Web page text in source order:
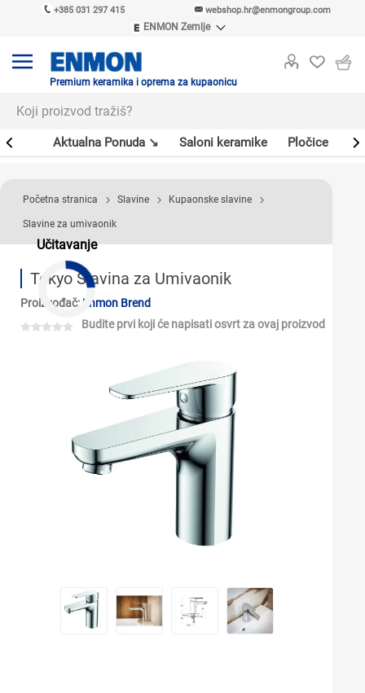
+385 031 297 415 webshop.hr@enmongroup.com
ENMON Zemlje
ENMON MKD
Premium keramika i oprema za kupaonicu
Aktualna Ponuda ↘ Saloni keramike Pločice
Učitavanje
Početna stranica Slavine Kupaonske slavine
Slavine za umivaonik
Tokyo Slavina za Umivaonik
Proizvođač: Enmon Brend
Budite prvi koji će napisati osvrt za ovaj proizvod